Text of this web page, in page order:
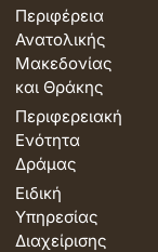
Περιφέρεια
Ανατολικής
Μακεδονίας
και Θράκης
Περιφερειακή
Ενότητα
Δράμας
Ειδική
Υπηρεσίας
Διαχείρισης